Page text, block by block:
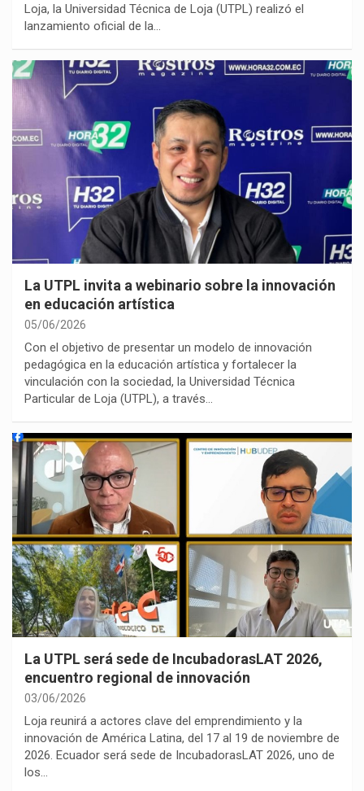
Loja, la Universidad Técnica de Loja (UTPL) realizó el
lanzamiento oficial de la…
La UTPL invita a webinario sobre la innovación
en educación artística
05/06/2026
Con el objetivo de presentar un modelo de innovación
pedagógica en la educación artística y fortalecer la
vinculación con la sociedad, la Universidad Técnica
Particular de Loja (UTPL), a través…
La UTPL será sede de IncubadorasLAT 2026,
encuentro regional de innovación
03/06/2026
Loja reunirá a actores clave del emprendimiento y la
innovación de América Latina, del 17 al 19 de noviembre de
2026. Ecuador será sede de IncubadorasLAT 2026, uno de
los…